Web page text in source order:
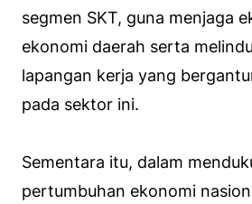
segmen SKT, guna menjaga
ekonomi daerah serta
lapangan kerja yang
pada sektor ini.
Sementara itu, dalam
pertumbuhan ekonomi